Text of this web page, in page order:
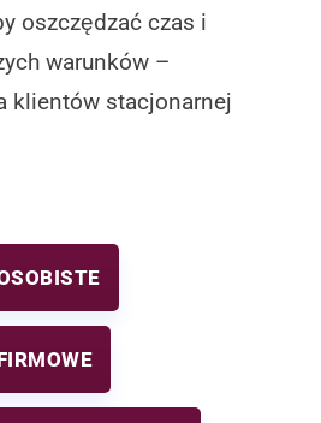
oszczędzać czas i
warunków –
klientów stacjonarnej